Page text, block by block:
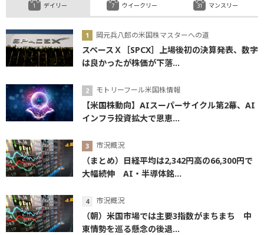
デイリー
岡元兵八郎の米国株マスターへの道
スペースＸ［SPCX］上場後初の決算発表、数字
は良かったが株価が下落...
モトリーフール米国株情報
【米国株動向】AIスーパーサイクル第2幕、AI
インフラ投資拡大で恩恵...
市況概況
（まとめ）日経平均は2,342円高の66,300円で
大幅続伸 AI・半導体銘...
市況概況
（朝）米国市場では主要3指数がまちまち 中
東情勢を巡る懸念の後退...
ウイークリー マンスリー